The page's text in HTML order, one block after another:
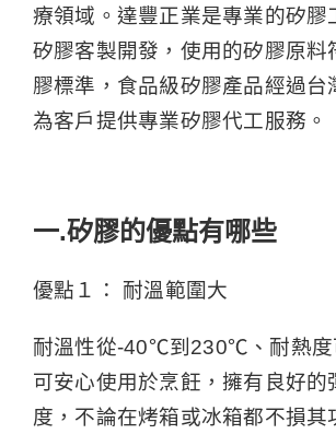
療領域。達豐正業是專業的矽膠
矽膠客製開發，使用的矽膠原料
膠標準，食品級矽膠產品經過台
為客戶提供專業矽膠代工服務。
一.矽膠的優點有哪些
優點１： 耐溫範圍大
耐溫性從-40℃到230℃、耐熱度
可安心使用於烹飪，擁有良好的
度，不論在烤箱或冰箱都不損其